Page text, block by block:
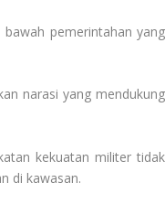
pemerintahan yang
narasi yang mendukung
kekuatan militer tidak
di kawasan.